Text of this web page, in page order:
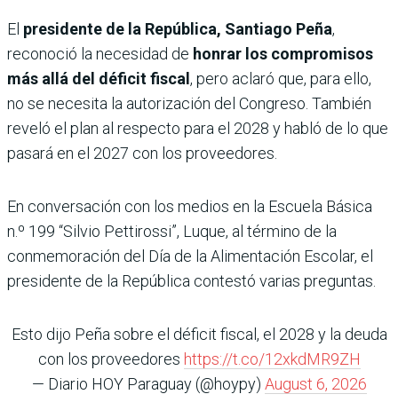
El presidente de la República, Santiago Peña,
reconoció la necesidad de honrar los compromisos
más allá del déficit fiscal , pero aclaró que, para ello,
no se necesita la autorización del Congreso. También
reveló el plan al respecto para el 2028 y habló de lo que
pasará en el 2027 con los proveedores.
En conversación con los medios en la Escuela Básica
n.º 199 “Silvio Pettirossi”, Luque, al término de la
conmemoración del Día de la Alimentación Escolar, el
presidente de la República contestó varias preguntas.
Esto dijo Peña sobre el déficit fiscal, el 2028 y la deuda
con los proveedores https://t.co/12xkdMR9ZH
— Diario HOY Paraguay (@hoypy) August 6, 2026